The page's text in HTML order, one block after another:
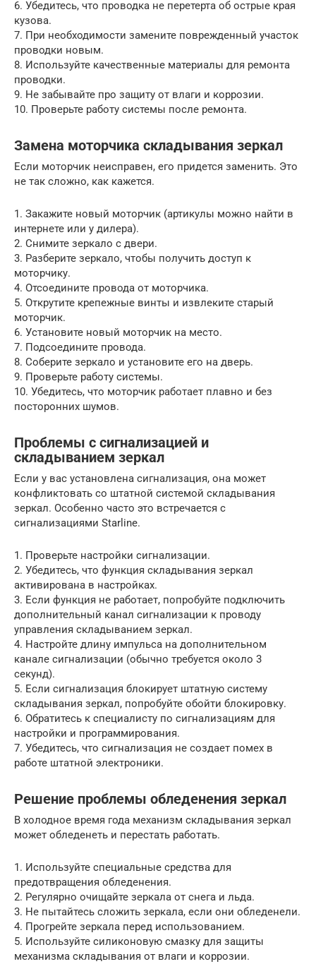
6. Убедитесь, что проводка не перетерта об острые края
кузова.
7. При необходимости замените поврежденный участок
проводки новым.
8. Используйте качественные материалы для ремонта
проводки.
9. Не забывайте про защиту от влаги и коррозии.
10. Проверьте работу системы после ремонта.
Замена моторчика складывания зеркал
Если моторчик неисправен, его придется заменить. Это
не так сложно, как кажется.
1. Закажите новый моторчик (артикулы можно найти в
интернете или у дилера).
2. Снимите зеркало с двери.
3. Разберите зеркало, чтобы получить доступ к
моторчику.
4. Отсоедините провода от моторчика.
5. Открутите крепежные винты и извлеките старый
моторчик.
6. Установите новый моторчик на место.
7. Подсоедините провода.
8. Соберите зеркало и установите его на дверь.
9. Проверьте работу системы.
10. Убедитесь, что моторчик работает плавно и без
посторонних шумов.
Проблемы с сигнализацией и
складыванием зеркал
Если у вас установлена сигнализация, она может
конфликтовать со штатной системой складывания
зеркал. Особенно часто это встречается с
сигнализациями Starline.
1. Проверьте настройки сигнализации.
2. Убедитесь, что функция складывания зеркал
активирована в настройках.
3. Если функция не работает, попробуйте подключить
дополнительный канал сигнализации к проводу
управления складыванием зеркал.
4. Настройте длину импульса на дополнительном
канале сигнализации (обычно требуется около 3
секунд).
5. Если сигнализация блокирует штатную систему
складывания зеркал, попробуйте обойти блокировку.
6. Обратитесь к специалисту по сигнализациям для
настройки и программирования.
7. Убедитесь, что сигнализация не создает помех в
работе штатной электроники.
Решение проблемы обледенения зеркал
В холодное время года механизм складывания зеркал
может обледенеть и перестать работать.
1. Используйте специальные средства для
предотвращения обледенения.
2. Регулярно очищайте зеркала от снега и льда.
3. Не пытайтесь сложить зеркала, если они обледенели.
4. Прогрейте зеркала перед использованием.
5. Используйте силиконовую смазку для защиты
механизма складывания от влаги и коррозии.